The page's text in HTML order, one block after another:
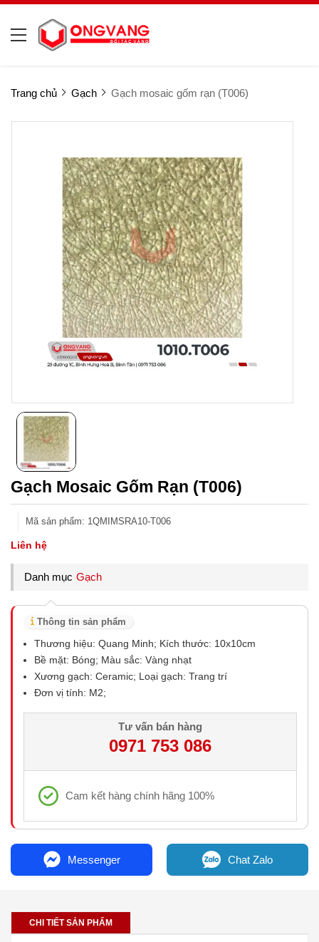
Trang chủ Gạch Gạch mosaic gốm rạn (T006)
Gạch Mosaic Gốm Rạn (T006)
Mã sản phẩm: 1QMIMSRA10-T006
Liên hệ
Danh mục Gạch
Thông tin sản phẩm
Thương hiệu: Quang Minh; Kích thước: 10x10cm
Bề mặt: Bóng; Màu sắc: Vàng nhạt
Xương gạch: Ceramic; Loại gạch: Trang trí
Đơn vị tính: M2;
Tư vấn bán hàng
0971 753 086
Cam kết hàng chính hãng 100%
Messenger Chat Zalo
CHI TIẾT SẢN PHẨM